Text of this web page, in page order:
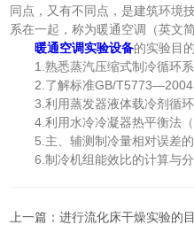
同点，又有不同点，是建筑环境
系在一起，称为暖通空调（英文简
暖通空调实验设备的实验目的
1.熟悉蒸汽压缩式制冷循环系
2.了解标准GB/T5773—2004
3.利用蒸发器液体载冷剂循环
4.利用水冷冷凝器热平衡法（
5.主、辅测制冷量相对误差的
6.制冷机组能效比的计算与
上一篇：进行流化床干燥实验的